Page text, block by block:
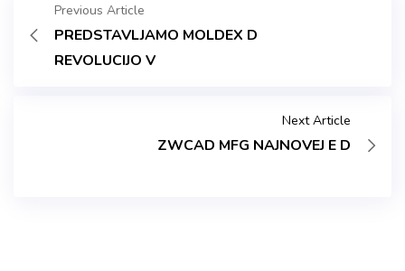
Previous Article
PREDSTAVLJAMO MOLDEX D
REVOLUCIJO V
Next Article
ZWCAD MFG NAJNOVEJ E D